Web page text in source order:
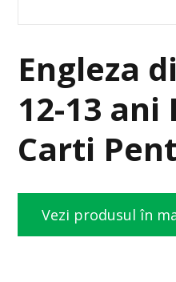
Engleza
12-13 ani
Carti
Vezi produsul în